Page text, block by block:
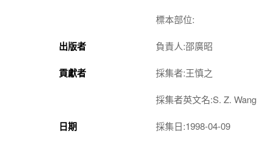
標本部位:
出版者 負責人:邵廣昭
貢獻者 採集者:王慎之
採集者英文名:S. Z. Wang
日期 採集日:1998-04-09